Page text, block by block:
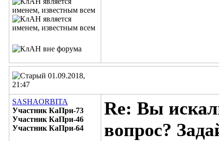
01.09.2018,
21:47
SASHAORBITA
Участник КаПри-73
Участник КаПри-46
Участник КаПри-64
Re: Вы
вопрос?